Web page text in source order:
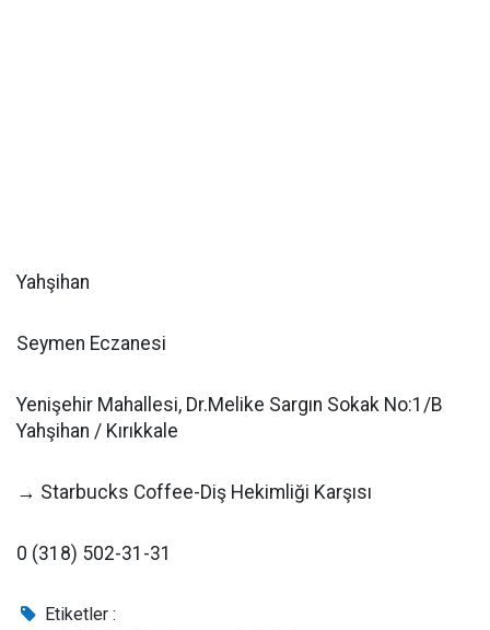
Yahşihan
Seymen Eczanesi
Yenişehir Mahallesi, Dr.Melike Sargın Sokak No:1/B
Yahşihan / Kırıkkale
→ Starbucks Coffee-Diş Hekimliği Karşısı
0 (318) 502-31-31
Etiketler :